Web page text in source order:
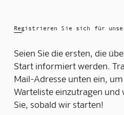
Registrieren Sie sich für
Seien Sie die ersten, die
Start informiert werden.
Mail-Adresse unten ein,
Warteliste einzutragen und
Sie, sobald wir starten!